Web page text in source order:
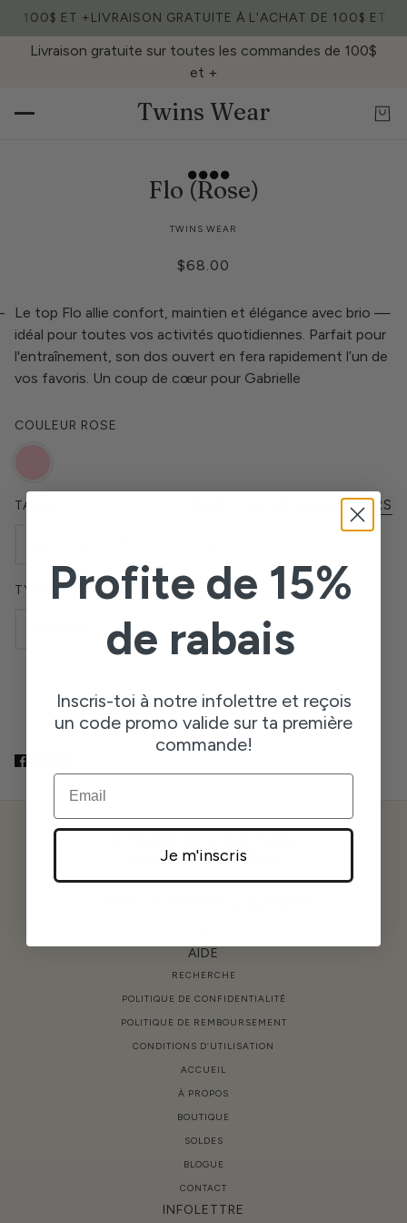
100$ ET +LIVRAISON GRATUITE À L'ACHAT DE 100$ ET +
Livraison gratuite sur toutes les commandes de 100$
et +
Twins Wear
Flo (Rose)
TWINS WEAR
$68.00
Le top Flo allie confort, maintien et élégance avec brio —
idéal pour toutes vos activités quotidiennes. Parfait pour
l'entraînement, son dos ouvert en fera rapidement l’un de
vos favoris. Un coup de cœur pour Gabrielle
COULEUR ROSE
TAILLE CHARTE DES GRANDEURS
TYPE DE LONGUEUR DU HAUT
AJOUTER AU PANIER
2026 © TWINS WEAR
AIDE
RECHERCHE
POLITIQUE DE CONFIDENTIALITÉ
POLITIQUE DE REMBOURSEMENT
CONDITIONS D’UTILISATION
ACCUEIL
À PROPOS
BOUTIQUE
SOLDES
BLOGUE
CONTACT
INFOLETTRE
Profite de 15%
de rabais
Inscris-toi à notre infolettre et reçois
un code promo valide sur ta première
commande!
EMAIL
Je m'inscris